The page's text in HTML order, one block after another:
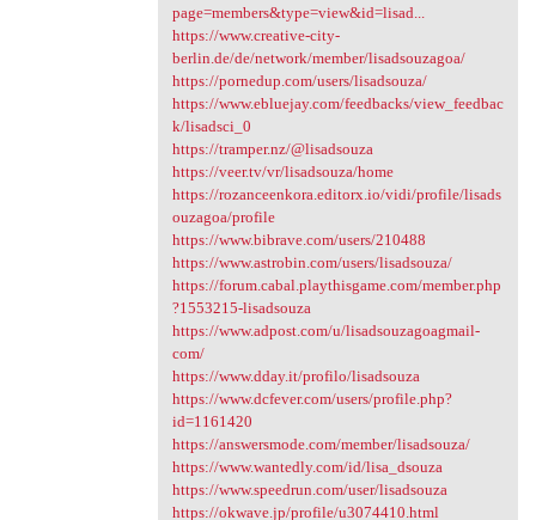
page=members&type=view&id=lisad...
https://www.creative-city-
berlin.de/de/network/member/lisadsouzagoa/
https://pornedup.com/users/lisadsouza/
https://www.ebluejay.com/feedbacks/view_feedbac
k/lisadsci_0
https://tramper.nz/@lisadsouza
https://veer.tv/vr/lisadsouza/home
https://rozanceenkora.editorx.io/vidi/profile/lisads
ouzagoa/profile
https://www.bibrave.com/users/210488
https://www.astrobin.com/users/lisadsouza/
https://forum.cabal.playthisgame.com/member.php
?1553215-lisadsouza
https://www.adpost.com/u/lisadsouzagoagmail-
com/
https://www.dday.it/profilo/lisadsouza
https://www.dcfever.com/users/profile.php?
id=1161420
https://answersmode.com/member/lisadsouza/
https://www.wantedly.com/id/lisa_dsouza
https://www.speedrun.com/user/lisadsouza
https://okwave.jp/profile/u3074410.html